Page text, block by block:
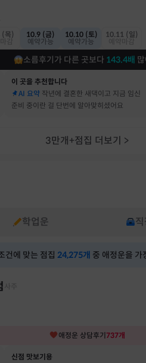
(목)
10.9 (금)
예약가능
10.10 (토)
예약가능
10.11 (일)
소름후기가 다른 곳보다 143.4배
이 곳을 추천합니다
AI 요약 작년에 결혼한 새댁이고 지금 임신
준비 중이란 걸 단번에 알아맞히셨어요
3만개+점집 더보기 >
학업운
건에 맞는 점집 24,275개 중 애정운을 가
애정운 상담후기 737개
신점 맛보기용